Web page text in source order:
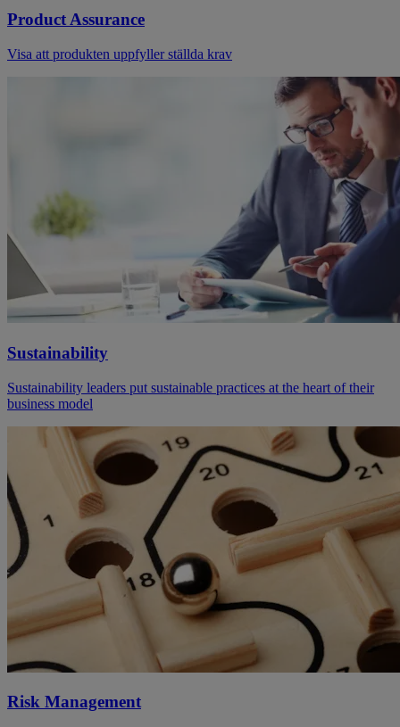
Product Assurance
Visa att produkten uppfyller ställda krav
Sustainability
Sustainability leaders put sustainable practices at the heart of their
business model
Risk Management